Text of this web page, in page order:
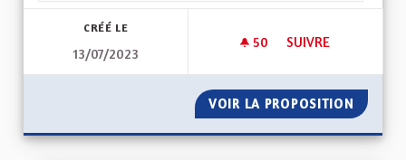
CRÉÉ LE
13/07/2023
50 50 ABONNÉS
SUIVRE
VOIR LA PROPOSITION